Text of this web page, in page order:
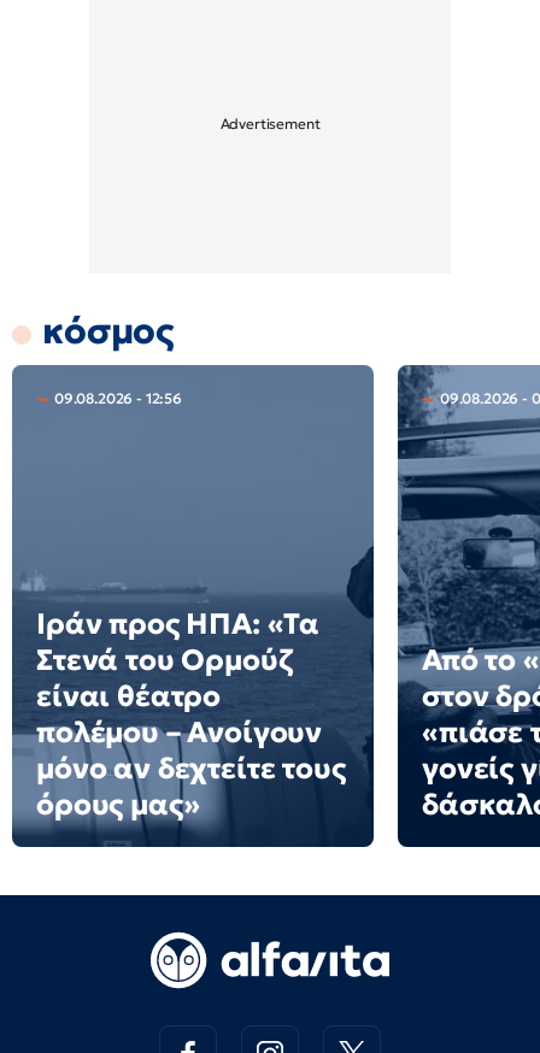
κόσμος
09.08.2026 - 12:56
Ιράν προς ΗΠΑ: «Τα
Στενά του Ορμούζ
είναι θέατρο
πολέμου – Ανοίγουν
μόνο αν δεχτείτε τους
όρους μας»
09.08.2026 -
Από το
στον
«πιάσε
γονείς